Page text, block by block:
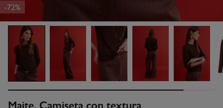
-72%
Maite. Camiseta con textura